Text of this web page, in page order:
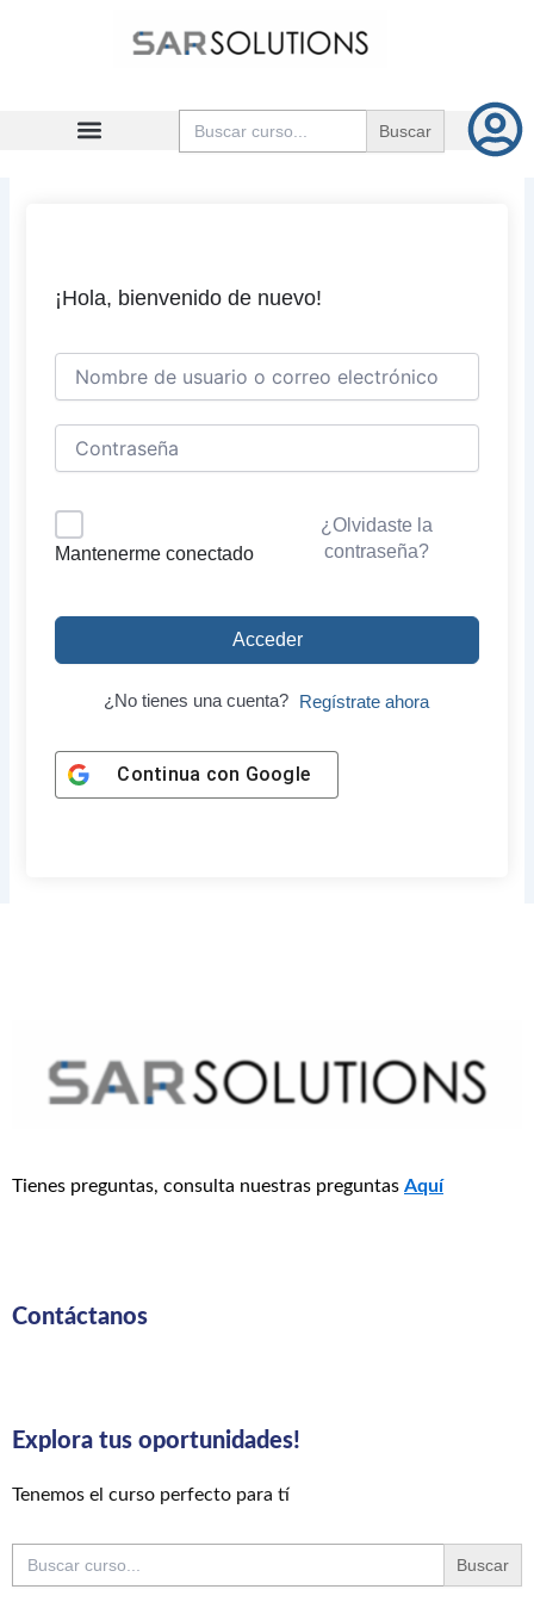
Buscar:
¡Hola, bienvenido de nuevo!
Mantenerme conectado
¿Olvidaste la
contraseña?
Acceder
¿No tienes una cuenta? Regístrate ahora
Continua con Google
Tienes preguntas, consulta nuestras preguntas Aquí
Contáctanos
Explora tus oportunidades!
Tenemos el curso perfecto para tí
Buscar: